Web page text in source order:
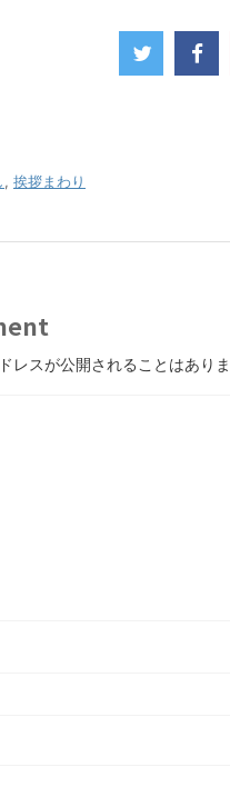
, 挨拶まわり
レスが公開されることはありま